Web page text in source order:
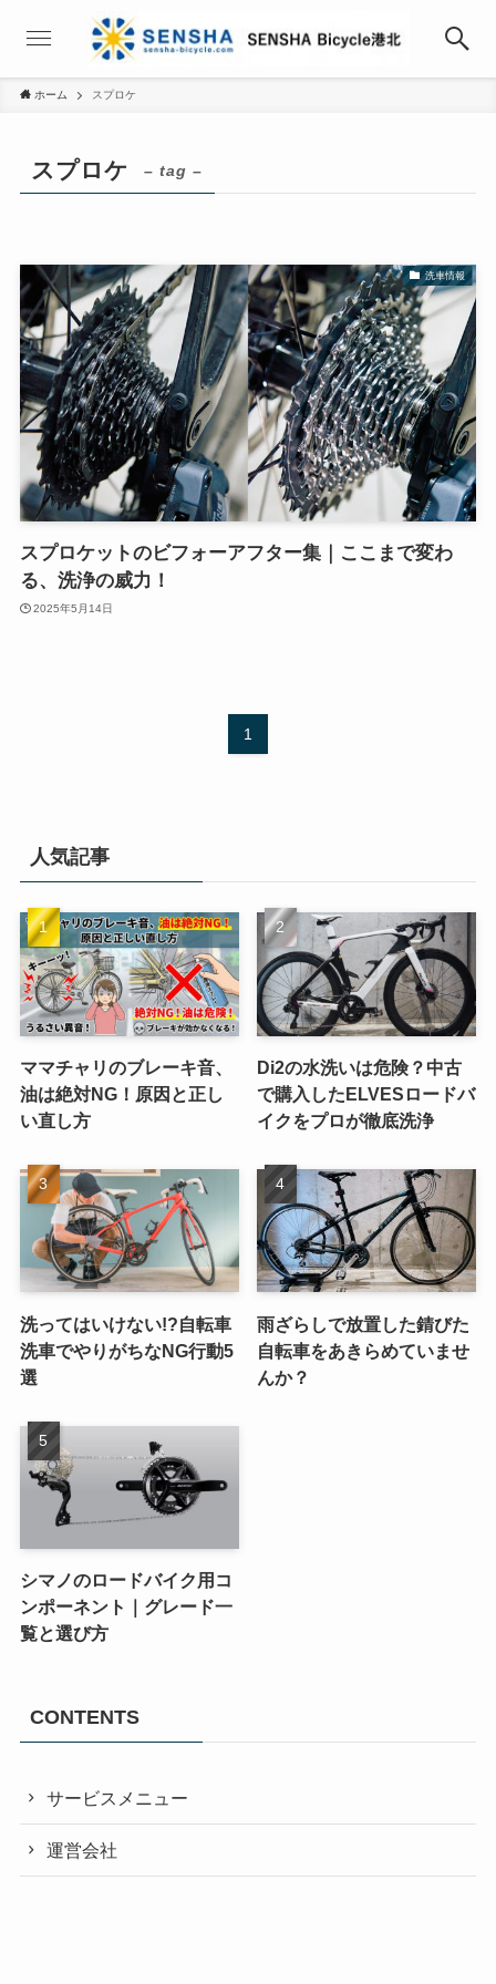
ホーム スプロケ
スプロケ – tag –
洗車情報
スプロケットのビフォーアフター集｜ここまで変わ
る、洗浄の威力！
2025年5月14日
1
人気記事
ママチャリのブレーキ音、
油は絶対NG！原因と正し
い直し方
Di2の水洗いは危険？中古
で購入したELVESロードバ
イクをプロが徹底洗浄
洗ってはいけない!?自転車
洗車でやりがちなNG行動5
選
雨ざらしで放置した錆びた
自転車をあきらめていませ
んか？
シマノのロードバイク用コ
ンポーネント｜グレード一
覧と選び方
CONTENTS
サービスメニュー
運営会社